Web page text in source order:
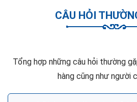
CÂU HỎI
Tổng hợp những câu hỏi thường
hàng cũng như người